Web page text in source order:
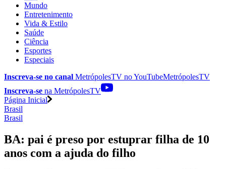
Mundo
Entretenimento
Vida & Estilo
Saúde
Ciência
Esportes
Especiais
Inscreva-se no canal MetrópolesTV noYouTubeMetrópolesTV
Inscreva-se na MetrópolesTV
Página Inicial
Brasil
Brasil
BA: pai é preso por estuprar filha de 10
anos com a ajuda do filho